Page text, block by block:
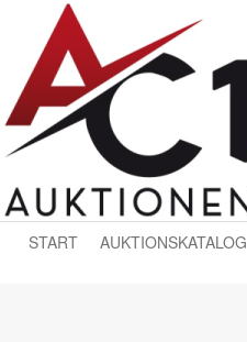
START AUKTIONSKATALOG